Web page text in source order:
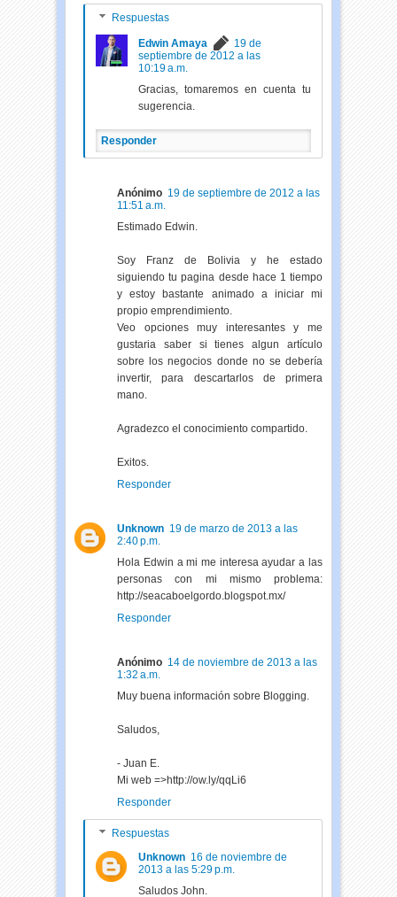
Respuestas
Edwin Amaya
19 de
septiembre de 2012 a las
10:19 a.m.
Gracias, tomaremos en cuenta tu
sugerencia.
Responder
Anónimo 19 de septiembre de 2012 a las
11:51 a.m.
Estimado Edwin.
Soy Franz de Bolivia y he estado
siguiendo tu pagina desde hace 1 tiempo
y estoy bastante animado a iniciar mi
propio emprendimiento.
Veo opciones muy interesantes y me
gustaria saber si tienes algun artículo
sobre los negocios donde no se debería
invertir, para descartarlos de primera
mano.
Agradezco el conocimiento compartido.
Exitos.
Responder
Unknown 19 de marzo de 2013 a las
2:40 p.m.
Hola Edwin a mi me interesa ayudar a las
personas con mi mismo problema:
http://seacaboelgordo.blogspot.mx/
Responder
Anónimo 14 de noviembre de 2013 a las
1:32 a.m.
Muy buena información sobre Blogging.
Saludos,
- Juan E.
Mi web =>http://ow.ly/qqLi6
Responder
Respuestas
Unknown 16 de noviembre de
2013 a las 5:29 p.m.
Saludos John.